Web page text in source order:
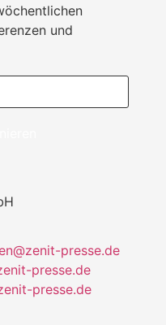
und
presse.de
presse.de
presse.de